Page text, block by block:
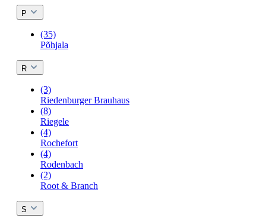
P
(35)
Põhjala
R
(3)
Riedenburger Brauhaus
(8)
Riegele
(4)
Rochefort
(4)
Rodenbach
(2)
Root & Branch
S